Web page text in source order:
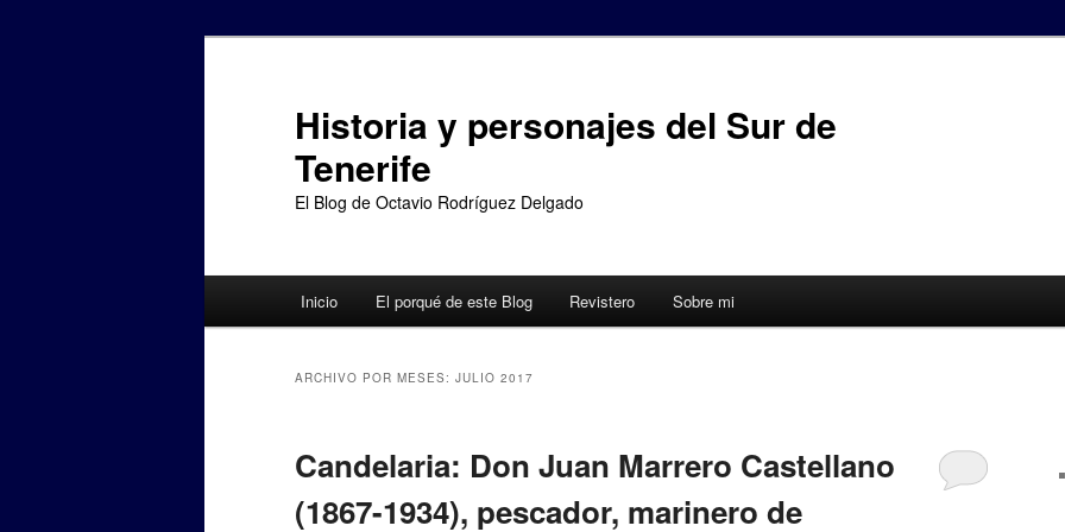
Historia y personajes del Sur de
Tenerife
El Blog de Octavio Rodríguez Delgado
Inicio El porqué de este Blog Revistero Sobre mi
ARCHIVO POR MESES: JULIO 2017
Candelaria: Don Juan Marrero Castellano
(1867-1934), pescador, marinero de